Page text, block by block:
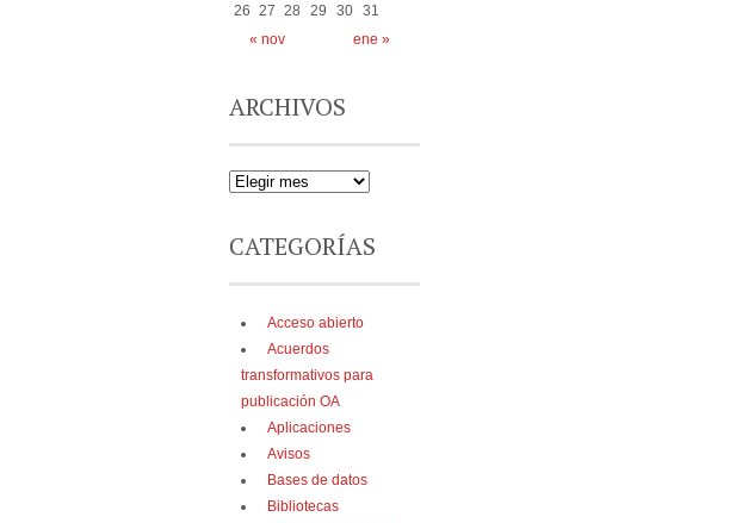
« nov ene »
26 27 28 29 30 31
ARCHIVOS
CATEGORÍAS
Acceso abierto
Acuerdos
transformativos para
publicación OA
Aplicaciones
Avisos
Bases de datos
Bibliotecas